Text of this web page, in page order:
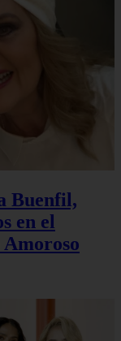
Buenfil,
en el